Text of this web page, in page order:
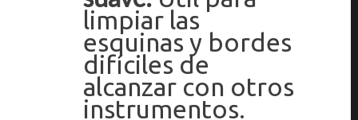
limpiar las
esquinas y bordes
difíciles de
alcanzar con otros
instrumentos.